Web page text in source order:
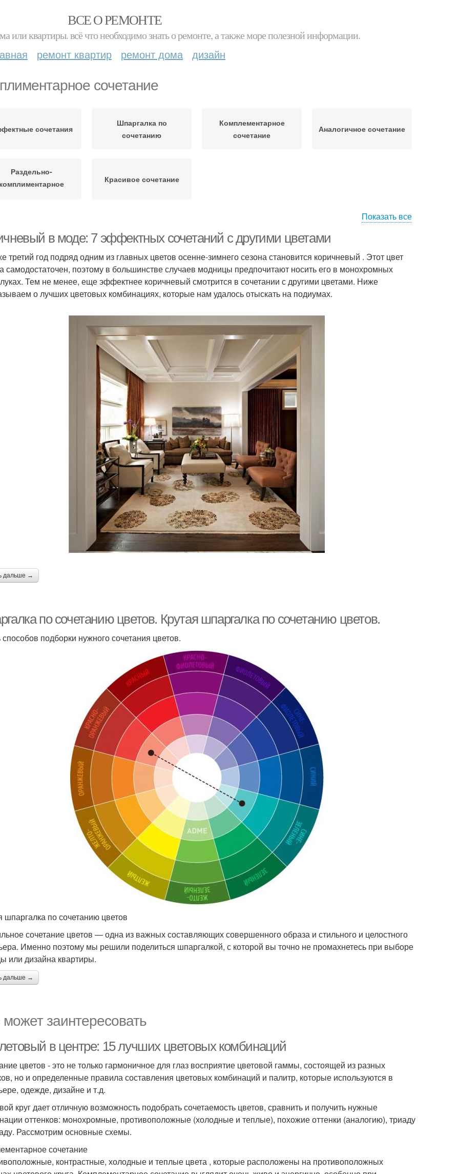
ВСЕ О РЕМОНТЕ
или квартиры. всё что необходимо знать о ремонте, а также море полезной информации.
ремонт квартир ремонт дома дизайн
сочетание
сочетания
Шпаргалка по
сочетанию
Комплементарное
сочетание
Аналогичное сочетание
Раздельно-
комплиментарное
Красивое сочетание
Показать все
в моде: 7 эффектных сочетаний с другими цветами
третий год подряд одним из главных цветов осенне-зимнего сезона становится коричневый . Этот цвет
самодостаточен, поэтому в большинстве случаев модницы предпочитают носить его в монохромных
Тем не менее, еще эффектнее коричневый смотрится в сочетании с другими цветами. Ниже
о лучших цветовых комбинациях, которые нам удалось отыскать на подиумах.
дальше →
по сочетанию цветов. Крутая шпаргалка по сочетанию цветов.
подборки нужного сочетания цветов.
шпаргалка по сочетанию цветов
сочетание цветов — одна из важных составляющих совершенного образа и стильного и целостного
Именно поэтому мы решили поделиться шпаргалкой, с которой вы точно не промахнетесь при выборе
или дизайна квартиры.
дальше →
заинтересовать
в центре: 15 лучших цветовых комбинаций
цветов - это не только гармоничное для глаз восприятие цветовой гаммы, состоящей из разных
но и определенные правила составления цветовых комбинаций и палитр, которые используются в
одежде, дизайне и т.д.
круг дает отличную возможность подобрать сочетаемость цветов, сравнить и получить нужные
оттенков: монохромные, противоположные (холодные и теплые), похожие оттенки (аналогию), триаду
Рассмотрим основные схемы.
сочетание
контрастные, холодные и теплые цвета , которые расположены на противоположных